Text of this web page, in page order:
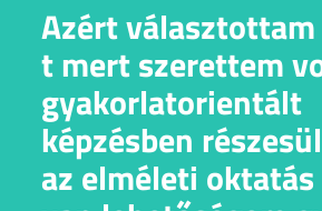
Azért választottam
t mert szerettem
gyakorlatorientált
képzésben
az elméleti